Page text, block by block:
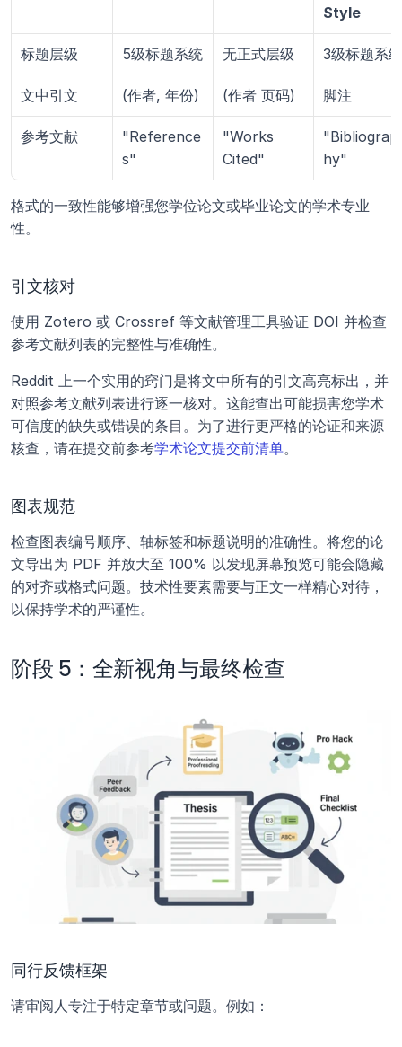
Style
标题层级 5级标题系统 无正式层级 3级标题系统
文中引文 (作者, 年份) (作者 页码) 脚注
参考文献
"Reference
s"
"Works
Cited"
"Bibliograp
hy"
格式的一致性能够增强您学位论文或毕业论文的学术专业
性。
引文核对
使用 Zotero 或 Crossref 等文献管理工具验证 DOI 并检查
参考文献列表的完整性与准确性。
Reddit 上一个实用的窍门是将文中所有的引文高亮标出，并
对照参考文献列表进行逐一核对。这能查出可能损害您学术
可信度的缺失或错误的条目。为了进行更严格的论证和来源
核查，请在提交前参考学术论文提交前清单。
图表规范
检查图表编号顺序、轴标签和标题说明的准确性。将您的论
文导出为 PDF 并放大至 100% 以发现屏幕预览可能会隐藏
的对齐或格式问题。技术性要素需要与正文一样精心对待，
以保持学术的严谨性。
阶段 5：全新视角与最终检查
同行反馈框架
请审阅人专注于特定章节或问题。例如：